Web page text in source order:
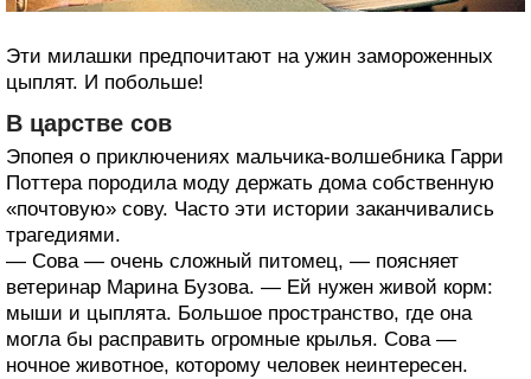
Эти милашки предпочитают на ужин замороженных
цыплят. И побольше!
В царстве сов
Эпопея о приключениях мальчика-волшебника Гарри
Поттера породила моду держать дома собственную
«почтовую» сову. Часто эти истории заканчивались
трагедиями.
— Сова — очень сложный питомец, — поясняет
ветеринар Марина Бузова. — Ей нужен живой корм:
мыши и цыплята. Большое пространство, где она
могла бы расправить огромные крылья. Сова —
ночное животное, которому человек неинтересен.